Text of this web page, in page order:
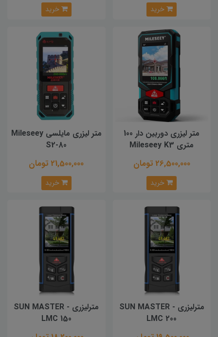
خرید خرید
متر لیزری دوربین دار 100
متری Mileseey K3
26,500,000 تومان
خرید
متر لیزری مایلسی Mileseey
S2-80
21,500,000 تومان
خرید
مترلیزری SUN MASTER -
LMC 200
مترلیزری SUN MASTER -
LMC 150